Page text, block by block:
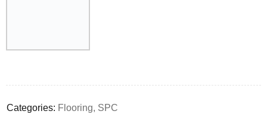
Categories: Flooring, SPC